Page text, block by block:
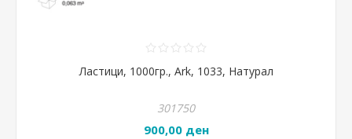
Ластици, 1000гр., Ark, 1033, Натурал
301750
900,00 ден